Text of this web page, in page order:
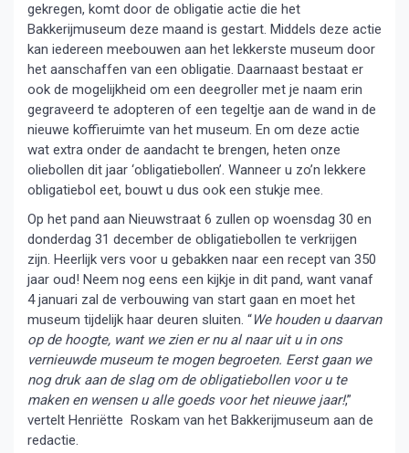
gekregen, komt door de obligatie actie die het
Bakkerijmuseum deze maand is gestart. Middels deze actie
kan iedereen meebouwen aan het lekkerste museum door
het aanschaffen van een obligatie. Daarnaast bestaat er
ook de mogelijkheid om een deegroller met je naam erin
gegraveerd te adopteren of een tegeltje aan de wand in de
nieuwe koffieruimte van het museum. En om deze actie
wat extra onder de aandacht te brengen, heten onze
oliebollen dit jaar ‘obligatiebollen’. Wanneer u zo’n lekkere
obligatiebol eet, bouwt u dus ook een stukje mee.
Op het pand aan Nieuwstraat 6 zullen op woensdag 30 en
donderdag 31 december de obligatiebollen te verkrijgen
zijn. Heerlijk vers voor u gebakken naar een recept van 350
jaar oud! Neem nog eens een kijkje in dit pand, want vanaf
4 januari zal de verbouwing van start gaan en moet het
museum tijdelijk haar deuren sluiten. “We houden u daarvan
op de hoogte, want we zien er nu al naar uit u in ons
vernieuwde museum te mogen begroeten. Eerst gaan we
nog druk aan de slag om de obligatiebollen voor u te
maken en wensen u alle goeds voor het nieuwe jaar!,”
vertelt Henriëtte Roskam van het Bakkerijmuseum aan de
redactie.